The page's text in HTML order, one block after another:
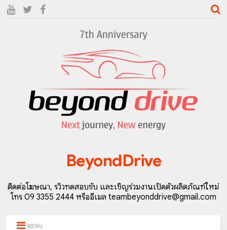
BeyondDrive
ติดต่อโฆษณา, รีวิวทดสอบขับ และเชิญร่วมงานเปิดตัวผลิตภัณฑ์ใหม่
โทร 09 3355 2444 หรืออีเมล teambeyonddrive@gmail.com
MENU